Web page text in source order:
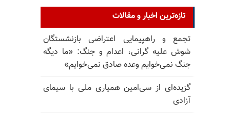
تازه‌ترین اخبار و مقالات
تجمع و راهپیمایی اعتراضی بازنشستگان
شوش علیه گرانی، اعدام و جنگ: «ما دیگه
جنگ نمی‌خوایم وعده صادق نمی‌خوایم»
گزیده‌ای از سی‌امین همیاری ملی با سیمای
آزادی